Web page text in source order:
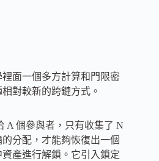
面一個多方計算和門限密
對較新的跨鏈方式。
A 個參與者，只有收集了 N
分配，才能夠恢復出一個
產進行解鎖。它引入鎖定